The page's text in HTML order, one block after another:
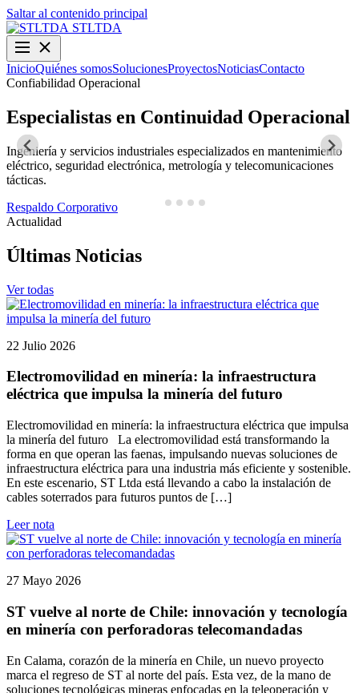
Saltar al contenido principal
STLTDA
InicioQuiénes somosSolucionesProyectosNoticiasContacto
Confiabilidad Operacional
Especialistas en Continuidad Operacional
Ingeniería y servicios industriales especializados en mantenimiento
eléctrico, seguridad electrónica, metrología y telecomunicaciones
tácticas.
Respaldo Corporativo
Actualidad
Últimas Noticias
Ver todas
22 Julio 2026
Electromovilidad en minería: la infraestructura
eléctrica que impulsa la minería del futuro
Electromovilidad en minería: la infraestructura eléctrica que impulsa
la minería del futuro La electromovilidad está transformando la
forma en que operan las faenas, impulsando nuevas soluciones de
infraestructura eléctrica para una industria más eficiente y sostenible.
En este escenario, ST Ltda está llevando a cabo la instalación de
cables soterrados para futuros puntos de […]
Leer nota
27 Mayo 2026
ST vuelve al norte de Chile: innovación y tecnología
en minería con perforadoras telecomandadas
En Calama, corazón de la minería en Chile, un nuevo proyecto
marca el regreso de ST al norte del país. Esta vez, de la mano de
soluciones tecnológicas mineras enfocadas en la teleoperación y